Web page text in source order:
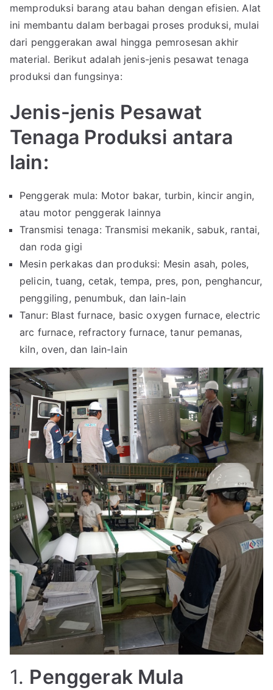
memproduksi barang atau bahan dengan efisien. Alat
ini membantu dalam berbagai proses produksi, mulai
dari penggerakan awal hingga pemrosesan akhir
material. Berikut adalah jenis-jenis pesawat tenaga
produksi dan fungsinya:
Jenis-jenis Pesawat
Tenaga Produksi antara
lain:
Penggerak mula: Motor bakar, turbin, kincir angin,
atau motor penggerak lainnya
Transmisi tenaga: Transmisi mekanik, sabuk, rantai,
dan roda gigi
Mesin perkakas dan produksi: Mesin asah, poles,
pelicin, tuang, cetak, tempa, pres, pon, penghancur,
penggiling, penumbuk, dan lain-lain
Tanur: Blast furnace, basic oxygen furnace, electric
arc furnace, refractory furnace, tanur pemanas,
kiln, oven, dan lain-lain
1. Penggerak Mula